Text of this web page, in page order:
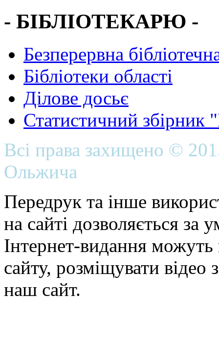
- БІБЛІОТЕКАРЮ -
Безперервна
Бібліотеки області
Ділове досьє
Статистичний
Всі права захищено ©
Ольжича
Передрук та інше
на сайті дозволяється
Інтернет-видання можуть
сайту, розміщувати відео
наш сайт.